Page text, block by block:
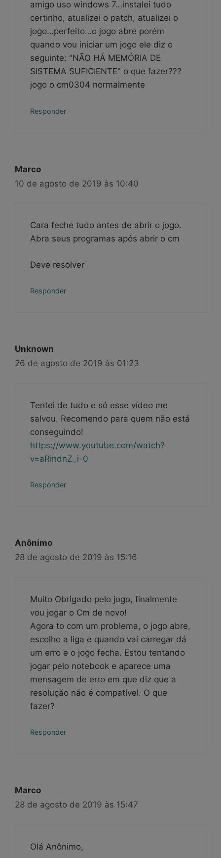
amigo uso windows 7…instalei tudo
certinho, atualizei o patch, atualizei o
jogo…perfeito…o jogo abre porém
quando vou iniciar um jogo ele diz o
seguinte: "NÃO HÁ MEMÓRIA DE
SISTEMA SUFICIENTE" o que fazer???
jogo o cm0304 normalmente
Responder
Marco
10 de agosto de 2019 às 10:40
Cara feche tudo antes de abrir o jogo.
Abra seus programas após abrir o cm
Deve resolver
Responder
Unknown
26 de agosto de 2019 às 01:23
Tentei de tudo e só esse vídeo me
salvou. Recomendo para quem não está
conseguindo!
https://www.youtube.com/watch?
v=aRindnZ_i-0
Responder
Anônimo
28 de agosto de 2019 às 15:16
Muito Obrigado pelo jogo, finalmente
vou jogar o Cm de novo!
Agora to com um problema, o jogo abre,
escolho a liga e quando vai carregar dá
um erro e o jogo fecha. Estou tentando
jogar pelo notebook e aparece uma
mensagem de erro em que diz que a
resolução não é compatível. O que
fazer?
Responder
Marco
28 de agosto de 2019 às 15:47
Olá Anônimo,